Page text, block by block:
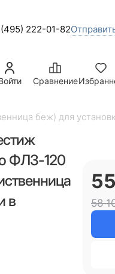
222-01-82
Сравнение
беж) для
ФЛЗ-120
в
58